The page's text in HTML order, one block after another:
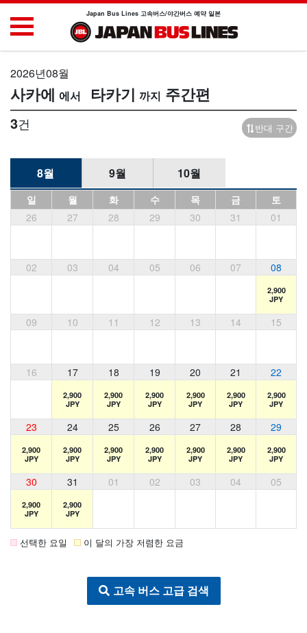
Japan Bus Lines 고속버스/야간버스 예약 일본
2026년08월
사카에 타카기 주간편
3건 반대 구간
8월 9월 10월
일 월 화 수 목 금
토
26
27 28 29 30 31 01
02 03 04 05 06 07 08
2,900
JPY
09 10 11 12 13 14 15
16 17 18 19 20 21 22
2,900
JPY
2,900
JPY
2,900
JPY
2,900
JPY
2,900
JPY
2,900
JPY
23 24 25 26 27 28 29
2,900
JPY
2,900
JPY
2,900
JPY
2,900
JPY
2,900
JPY
2,900
JPY
2,900
JPY
30 31 01 02 03 04 05
2,900
JPY
2,900
JPY
선택한 요일 이 달의 가장 저렴한 요금
고속 버스 고급 검색